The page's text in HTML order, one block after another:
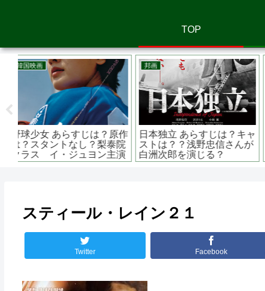
TOP
邦画
トキワ荘の青春 あらすじ
は？原作は？キャストは？
伝説の漫画家たち
アニメ映画
長ぐつをはいたネコ シュ
レックにも登場するあの猫
が主役のストーリー
スティール・レイン２１
Twitter Facebook